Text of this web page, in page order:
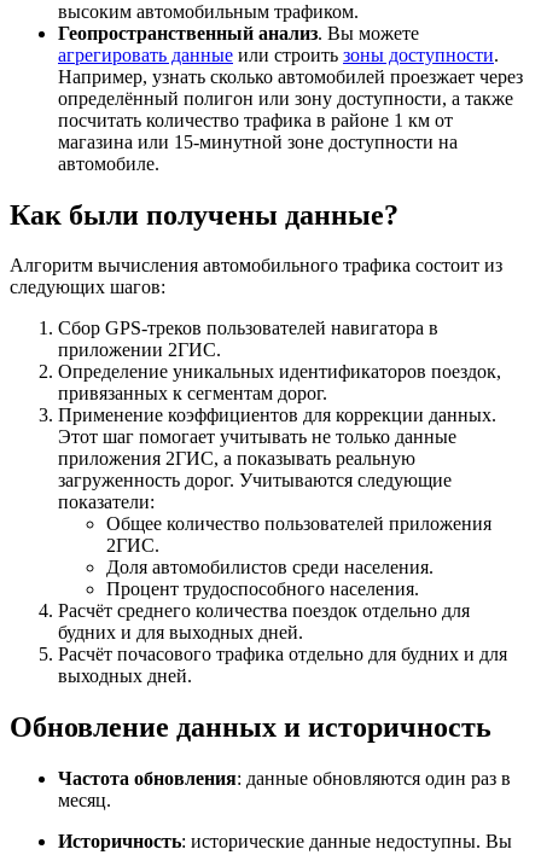
высоким автомобильным трафиком.
Геопространственный анализ. Вы можете
агрегировать данные или строить зоны доступности.
Например, узнать сколько автомобилей проезжает через
определённый полигон или зону доступности, а также
посчитать количество трафика в районе 1 км от
магазина или 15-минутной зоне доступности на
автомобиле.
Как были получены данные?
Алгоритм вычисления автомобильного трафика состоит из
следующих шагов:
Сбор GPS-треков пользователей навигатора в
приложении 2ГИС.
Определение уникальных идентификаторов поездок,
привязанных к сегментам дорог.
Применение коэффициентов для коррекции данных.
Этот шаг помогает учитывать не только данные
приложения 2ГИС, а показывать реальную
загруженность дорог. Учитываются следующие
показатели:
Общее количество пользователей приложения
2ГИС.
Доля автомобилистов среди населения.
Процент трудоспособного населения.
Расчёт среднего количества поездок отдельно для
будних и для выходных дней.
Расчёт почасового трафика отдельно для будних и для
выходных дней.
Обновление данных и историчность
Частота обновления: данные обновляются один раз в
месяц.
Историчность: исторические данные недоступны. Вы